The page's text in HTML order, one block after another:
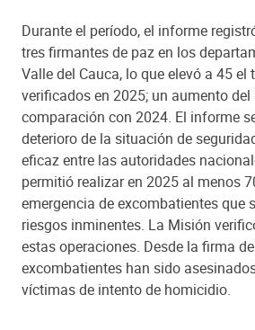
Durante el período, el informe
tres firmantes de paz en los
Valle del Cauca, lo que elevó a 45
verificados en 2025; un aumento del
comparación con 2024. El informe
deterioro de la situación de
eficaz entre las autoridades
permitió realizar en 2025 al menos
emergencia de excombatientes que
riesgos inminentes. La Misión
estas operaciones. Desde la firma
excombatientes han sido
víctimas de intento de homicidio.